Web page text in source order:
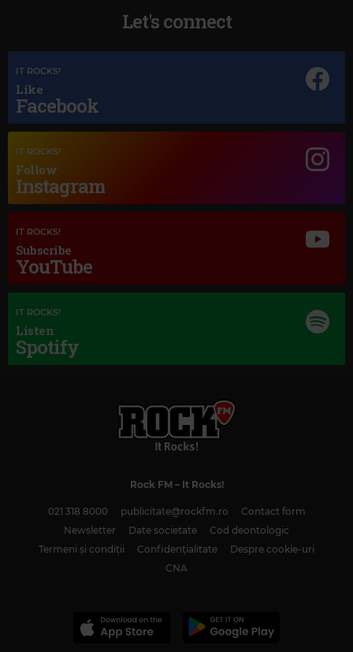
Magic Jazz
SADE–HANG ON TO YOUR LOVE
Magic Classic Music
TRAGIC OVERTURE, OP. 81
Let's connect
IT ROCKS!
Like
Facebook
IT ROCKS!
Follow
Instagram
IT ROCKS!
Subscribe
YouTube
IT ROCKS!
Listen
Spotify
Rock FM– It Rocks!
021 318 8000 publicitate@rockfm.ro
Contact form
Newsletter
Date societate
Cod deontologic
Termeni și condiții
Confidențialitate
Despre cookie-uri
CNA